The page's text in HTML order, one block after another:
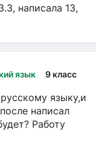
написала 13,
язык 9 класс
языку,и
написал
Работу